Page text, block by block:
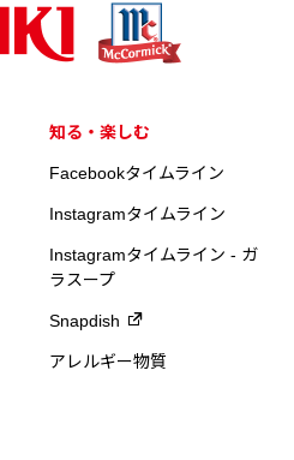
知る・楽しむ
Facebookタイムライン
Instagramタイムライン
Instagramタイムライン - ガ
ラスープ
Snapdish
アレルギー物質